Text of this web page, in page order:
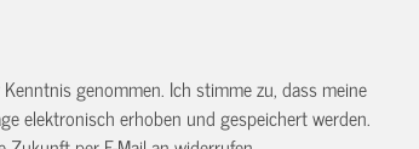
genommen. Ich stimme zu, dass meine
elektronisch erhoben und gespeichert werden.